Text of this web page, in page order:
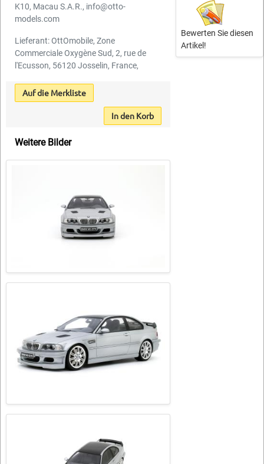
K10, Macau S.A.R., info@otto-
models.com
Lieferant: OttOmobile, Zone
Commerciale Oxygène Sud, 2, rue de
l'Ecusson, 56120 Josselin, France,
Auf die Merkliste
In den Korb
Weitere Bilder
Bewerten Sie diesen
Artikel!